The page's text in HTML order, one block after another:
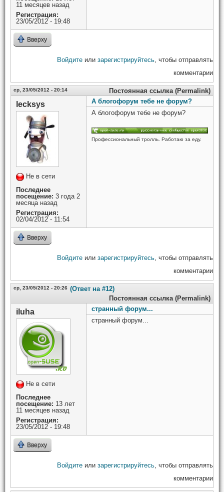
11 месяцев назад
Регистрация:
23/05/2012 - 19:48
Вверху
Войдите или зарегистрируйтесь, чтобы отправлять
комментарии
ср, 23/05/2012 - 20:14 Постоянная ссылка (Permalink)
lecksys
Не в сети
Последнее
посещение: 3 года 2
месяца назад
Регистрация:
02/04/2012 - 11:54
А блогофорум тебе не форум?
А блогофорум тебе не форум?
Профессиональный тролль. Работаю за еду.
Вверху
Войдите или зарегистрируйтесь, чтобы отправлять
комментарии
ср, 23/05/2012 - 20:26 (Ответ на #12)
Постоянная ссылка (Permalink)
iluha
Не в сети
Последнее
посещение: 13 лет
11 месяцев назад
Регистрация:
23/05/2012 - 19:48
странный форум...
странный форум...
Вверху
Войдите или зарегистрируйтесь, чтобы отправлять
комментарии